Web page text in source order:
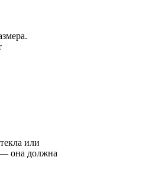
или
— она должна